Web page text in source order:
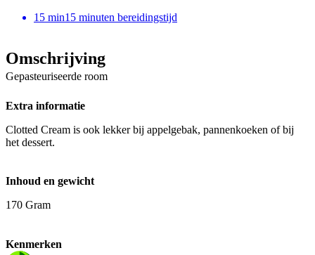
15 min15 minuten bereidingstijd
Omschrijving
Gepasteuriseerde room
Extra informatie
Clotted Cream is ook lekker bij appelgebak, pannenkoeken of bij
het dessert.
Inhoud en gewicht
170 Gram
Kenmerken